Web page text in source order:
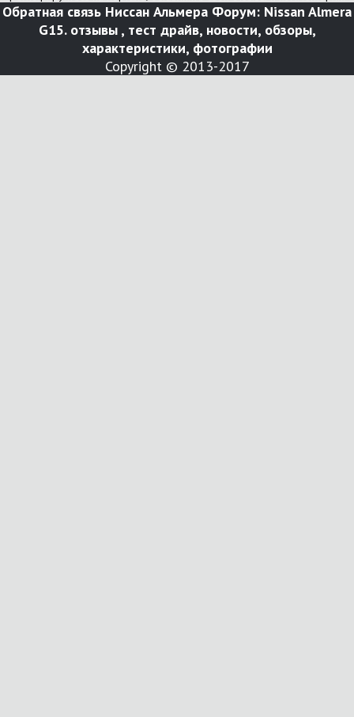
Обратная связь Ниссан Альмера Форум: Nissan Almera
G15. отзывы , тест драйв, новости, обзоры,
характеристики, фотографии
Copyright © 2013-2017